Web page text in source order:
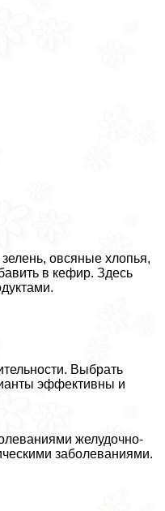
овсяные хлопья,
в кефир. Здесь
Выбрать
эффективны и
желудочно-
заболеваниями.